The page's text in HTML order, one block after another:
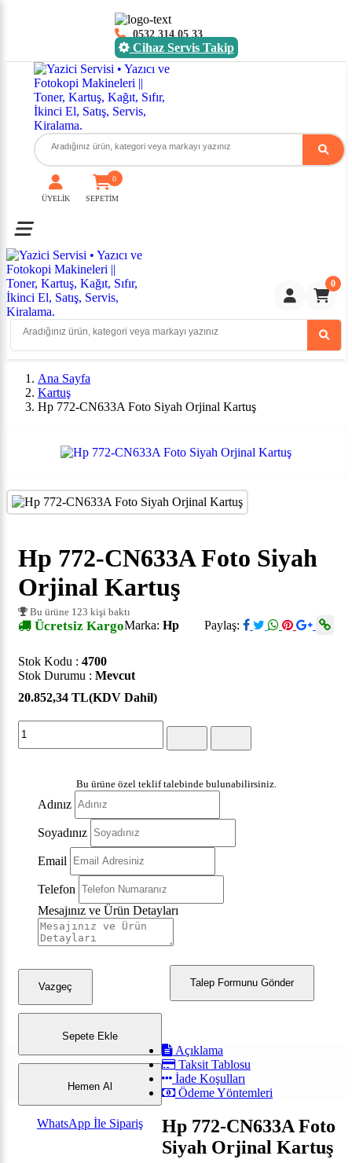
0532 314 05 33
Cihaz Servis Takip
ÜYELİK SEPETİM
0
Toggle mobile menu
0
Ana Sayfa
Kartuş
Hp 772-CN633A Foto Siyah Orjinal Kartuş
Hp 772-CN633A Foto Siyah
Orjinal Kartuş
Bu ürüne 123 kişi baktı
Ücretsiz Kargo Paylaş:
Marka: Hp
Stok Kodu : 4700
Stok Durumu : Mevcut
20.852,34 TL(KDV Dahil)
Bu ürüne özel teklif talebinde bulunabilirsiniz.
Adınız
Soyadınız
Email
Telefon
Mesajınız ve Ürün Detayları
Talep Formunu Gönder
Vazgeç
Sepete Ekle
Hemen Al
WhatsApp İle Sipariş
Açıklama
Taksit Tablosu
İade Koşulları
Ödeme Yöntemleri
Hp 772-CN633A Foto
Siyah Orjinal Kartuş